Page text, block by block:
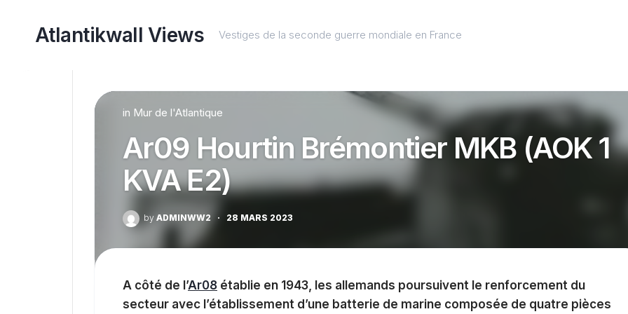
contentAtlantikwall Views Vestiges de la seconde guerre mondiale en France
in Mur de l'Atlantique
Ar09 Hourtin Brémontier MKB (AOK 1
KVA E2)
by ADMINWW2 · 28 MARS 2023
A côté de l’Ar08 établie en 1943, les allemands poursuivent le renforcement du
secteur avec l’établissement d’une batterie de marine composée de quatre pièces